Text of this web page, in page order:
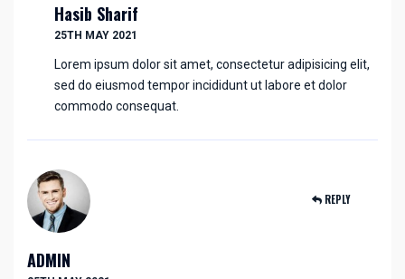
Hasib Sharif
25TH MAY 2021
Lorem ipsum dolor sit amet, consectetur adipisicing elit,
sed do eiusmod tempor incididunt ut labore et dolor
commodo consequat.
ADMIN
REPLY